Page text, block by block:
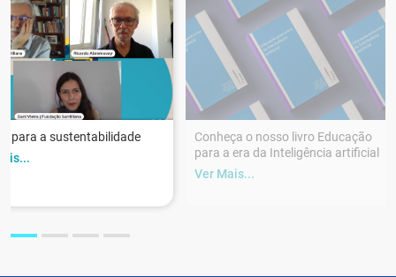
para a sustentabilidade
Conheça o nosso livro Educação
para a era da Inteligência artificial
Ver Mais...